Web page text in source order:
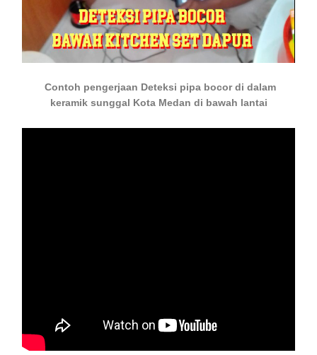
Contoh pengerjaan Deteksi pipa bocor di dalam
keramik sunggal Kota Medan di bawah lantai